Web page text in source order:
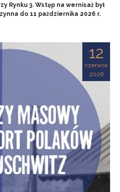
Rynku 3. Wstęp na wernisaż był
do 11 października 2026 r.
12
czerwca
2026